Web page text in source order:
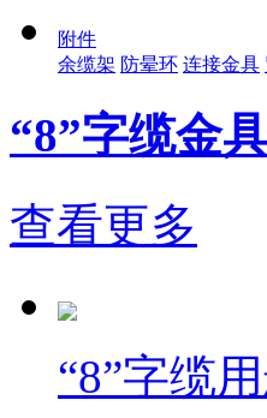
附件
余缆架 防晕环 连接金具
“8”字缆金
查看更多
“8”字缆